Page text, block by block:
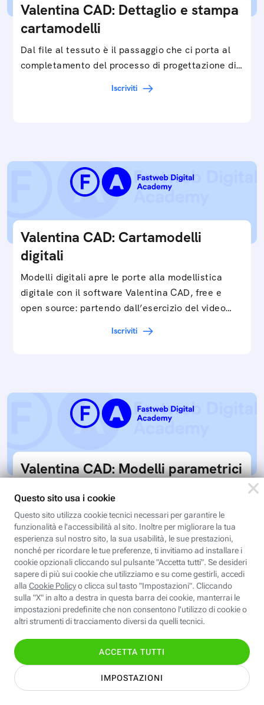
Valentina CAD: Dettaglio e stampa
cartamodelli
Dal file al tessuto è il passaggio che ci porta al
completamento del processo di progettazione di
Iscriviti
Valentina CAD: Cartamodelli
digitali
Modelli digitali apre le porte alla modellistica
digitale con il software Valentina CAD, free e
open source: partendo dall’esercizio del video…
Iscriviti
Valentina CAD: Modelli parametrici
sviluppare tabelle taglia individuali e standard da
utilizzare con il software Valentina CAD per…
Iscriviti
Iscriviti